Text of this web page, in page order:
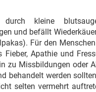
kleine
und befällt
Für den
Fieber, Apathie und
zu Missbildungen oder
behandelt werden
selten vermehrt